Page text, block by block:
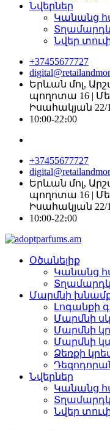
Նվերներ
Կանանց
Նվեր
+37455677727
Երևան մոլ,
պողոտա 16 |
Իսահակյան 22/
10:00-22։00
+37455677727
Երևան մոլ,
պողոտա 16 |
Իսահակյան 22/
10:00-22։00
Օծանելիք
Կանանց
Մարմնի
Լոգանքի
Մարմնի
Մարմնի
Մարմնի
Ձեռքի
Նվերներ
Կանանց
Նվեր